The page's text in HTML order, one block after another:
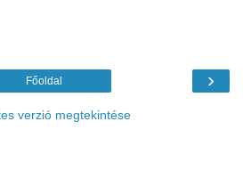
›
Főoldal
verzió megtekintése